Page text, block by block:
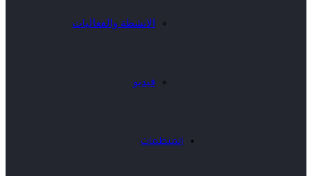
الانشطة والفعاليات
فيديو
المنظمات